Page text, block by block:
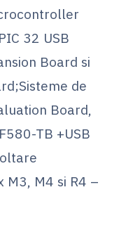
32 USB
Board si
de
Board,
TB +USB
M3, M4 si R4 –